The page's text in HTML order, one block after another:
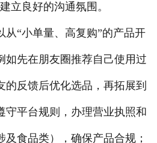
立良好的沟通氛围。
从“小单量、高复购”的产品开
如先在朋友圈推荐自己使用过
的反馈后优化选品，再拓展到
守平台规则，办理营业执照和
食品类），确保产品合规；